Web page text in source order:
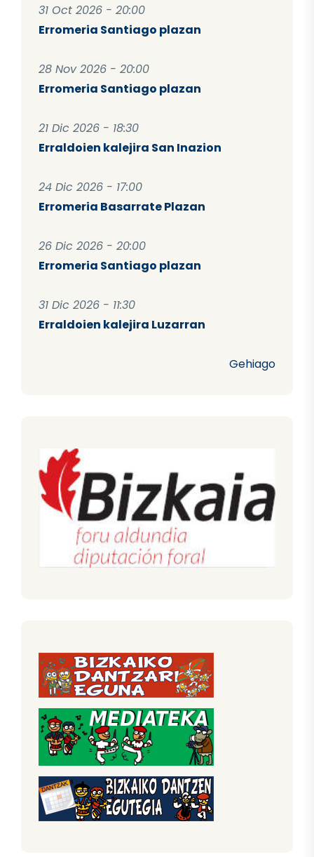
31 Oct 2026 - 20:00
Erromeria Santiago plazan
28 Nov 2026 - 20:00
Erromeria Santiago plazan
21 Dic 2026 - 18:30
Erraldoien kalejira San Inazion
24 Dic 2026 - 17:00
Erromeria Basarrate Plazan
26 Dic 2026 - 20:00
Erromeria Santiago plazan
31 Dic 2026 - 11:30
Erraldoien kalejira Luzarran
Gehiago